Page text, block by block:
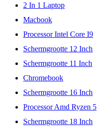
2 In 1 Laptop
Macbook
Processor Intel Core I9
Schermgrootte 12 Inch
Schermgrootte 11 Inch
Chromebook
Schermgrootte 16 Inch
Processor Amd Ryzen 5
Schermgrootte 18 Inch